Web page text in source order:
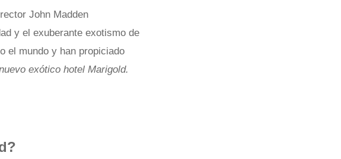
John Madden
y el exuberante exotismo de
el mundo y han propiciado
exótico hotel Marigold.